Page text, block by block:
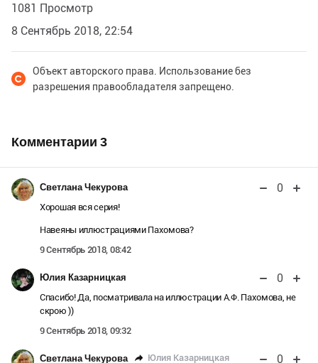
1081 Просмотр
8 Сентябрь 2018, 22:54
Объект авторского права. Использование без
разрешения правообладателя запрещено.
Комментарии 3
Светлана Чекурова 0
Хорошая вся серия!
Навеяны иллюстрациями Пахомова?
9 Сентябрь 2018, 08:42
Юлия Казарницкая 0
Спасибо! Да, посматривала на иллюстрации А.Ф. Пахомова, не
скрою ))
9 Сентябрь 2018, 09:32
Светлана Чекурова Юлия Казарницкая 0